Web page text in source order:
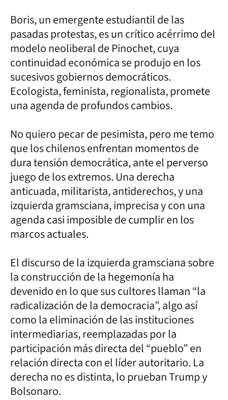
Boris, un emergente estudiantil de las
pasadas protestas, es un crítico acérrimo del
modelo neoliberal de Pinochet, cuya
continuidad económica se produjo en los
sucesivos gobiernos democráticos.
Ecologista, feminista, regionalista, promete
una agenda de profundos cambios.
No quiero pecar de pesimista, pero me temo
que los chilenos enfrentan momentos de
dura tensión democrática, ante el perverso
juego de los extremos. Una derecha
anticuada, militarista, antiderechos, y una
izquierda gramsciana, imprecisa y con una
agenda casi imposible de cumplir en los
marcos actuales.
El discurso de la izquierda gramsciana sobre
la construcción de la hegemonía ha
devenido en lo que sus cultores llaman “la
radicalización de la democracia”, algo así
como la eliminación de las instituciones
intermediarias, reemplazadas por la
participación más directa del “pueblo” en
relación directa con el líder autoritario. La
derecha no es distinta, lo prueban Trump y
Bolsonaro.